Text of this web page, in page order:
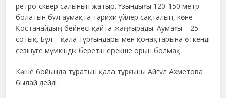
ретро-сквер салынып жатыр. Ұзындығы 120-150 метр
болатын бұл аумақта тарихи үйлер сақталып, көне
Қостанайдың бейнесі қайта жаңғырады. Аумағы – 25
сотық. Бұл – қала тұрғындары мен қонақтарына өткенді
сезінуге мүмкіндік беретін ерекше орын болмақ.
Көше бойында тұратын қала тұрғыны Айгүл Ахметова
былай дейді: